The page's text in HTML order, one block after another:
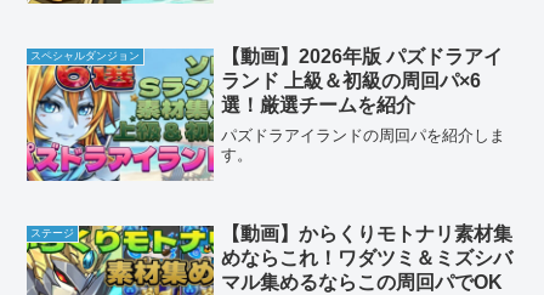
スペシャルダンジョン
【動画】2026年版 パズドラアイ
ランド 上級＆初級の周回パ×6
選！厳選チームを紹介
パズドラアイランドの周回パを紹介しま
す。
ステージ
【動画】からくりモトナリ素材集
めならこれ！ワダツミ＆ミズシバ
マル集めるならこの周回パでOK